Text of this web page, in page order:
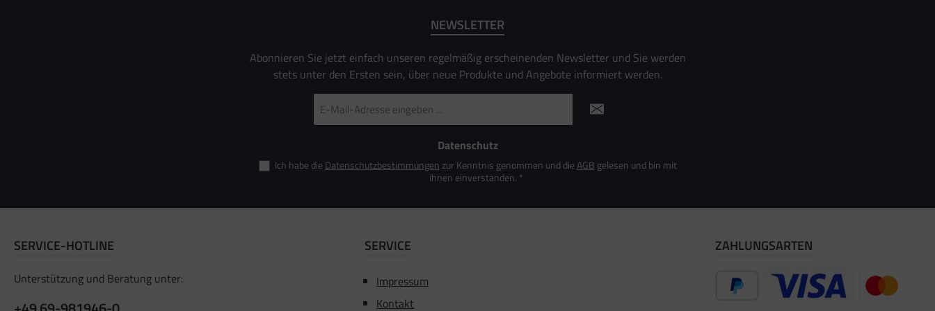
NEWSLETTER
Abonnieren Sie jetzt einfach unseren regelmäßig erscheinenden Newsletter und Sie werden
stets unter den Ersten sein, über neue Produkte und Angebote informiert werden.
Mail-
Adresse
Datenschutz
Ich habe die Datenschutzbestimmungenzur Kenntnis genommen und dieAGB gelesen und bin mit
ihnen einverstanden. *
SERVICE-HOTLINE
Unterstützung und Beratung unter:
SERVICE
Impressum
Kontakt
ZAHLUNGSARTEN